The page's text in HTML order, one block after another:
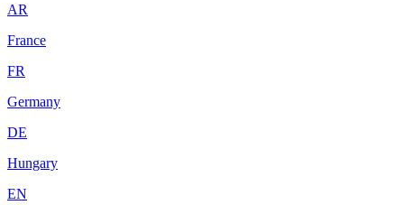
AR
France
FR
Germany
DE
Hungary
EN